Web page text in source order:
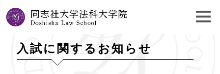
入試に関するお知らせ